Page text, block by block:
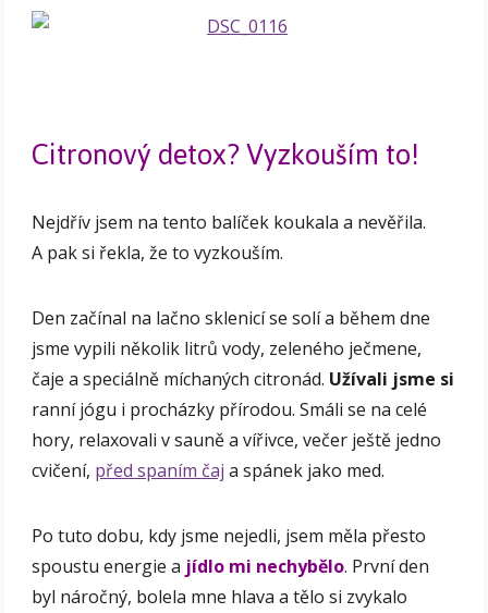
Citronový detox? Vyzkouším to!
Nejdřív jsem na tento balíček koukala a nevěřila.
A pak si řekla, že to vyzkouším.
Den začínal na lačno sklenicí se solí a během dne
jsme vypili několik litrů vody, zeleného ječmene,
čaje a speciálně míchaných citronád. Užívali jsme si
ranní jógu i procházky přírodou. Smáli se na celé
hory, relaxovali v sauně a vířivce, večer ještě jedno
cvičení, před spaním čaj a spánek jako med.
Po tuto dobu, kdy jsme nejedli, jsem měla přesto
spoustu energie a jídlo mi nechybělo. První den
byl náročný, bolela mne hlava a tělo si zvykalo